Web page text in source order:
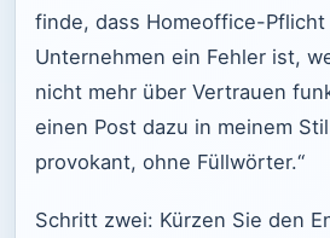
finde, dass Homeoffice-
Unternehmen ein Fehler ist,
nicht mehr über Vertrauen
einen Post dazu in meinem
provokant, ohne Füllwörter.“
Schritt zwei: Kürzen Sie den